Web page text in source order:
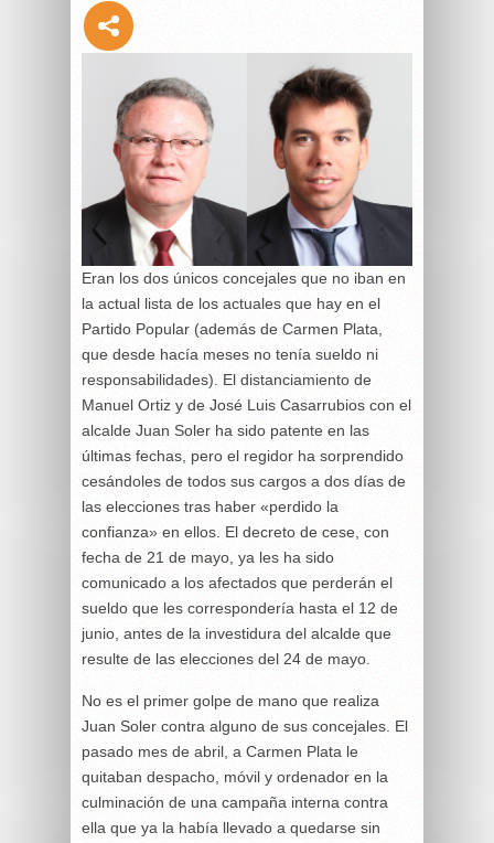
Eran los dos únicos concejales que no iban en
la actual lista de los actuales que hay en el
Partido Popular (además de Carmen Plata,
que desde hacía meses no tenía sueldo ni
responsabilidades). El distanciamiento de
Manuel Ortiz y de José Luis Casarrubios con el
alcalde Juan Soler ha sido patente en las
últimas fechas, pero el regidor ha sorprendido
cesándoles de todos sus cargos a dos días de
las elecciones tras haber «perdido la
confianza» en ellos. El decreto de cese, con
fecha de 21 de mayo, ya les ha sido
comunicado a los afectados que perderán el
sueldo que les correspondería hasta el 12 de
junio, antes de la investidura del alcalde que
resulte de las elecciones del 24 de mayo.
No es el primer golpe de mano que realiza
Juan Soler contra alguno de sus concejales. El
pasado mes de abril, a Carmen Plata le
quitaban despacho, móvil y ordenador en la
culminación de una campaña interna contra
ella que ya la había llevado a quedarse sin